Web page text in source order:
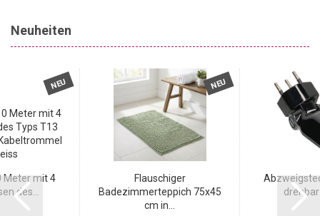
Neuheiten
NEU
Meter mit 4
des...
NEU
Flauschiger
Badezimmerteppich 75x45
cm in...
drehbar